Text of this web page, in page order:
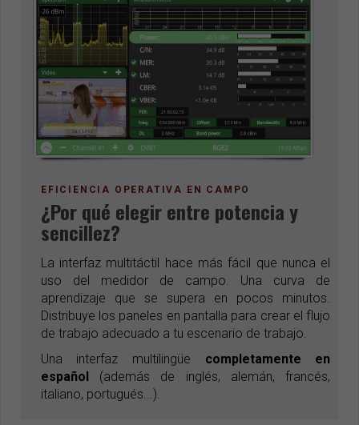
EFICIENCIA OPERATIVA EN CAMPO
¿Por qué elegir entre potencia y
sencillez?
La interfaz multitáctil hace más fácil que nunca el
uso del medidor de campo. Una curva de
aprendizaje que se supera en pocos minutos.
Distribuye los paneles en pantalla para crear el flujo
de trabajo adecuado a tu escenario de trabajo.
Una interfaz multilingüe completamente en
español
(además de inglés, alemán, francés,
italiano, portugués...).